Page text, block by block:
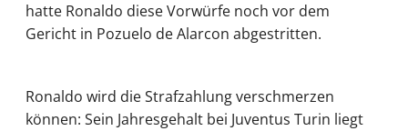
hatte Ronaldo diese Vorwürfe noch vor dem
Gericht in Pozuelo de Alarcon abgestritten.
Ronaldo wird die Strafzahlung verschmerzen
können: Sein Jahresgehalt bei Juventus Turin liegt